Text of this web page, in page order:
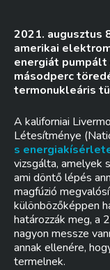
2021. augusztus
amerikai
energiát pumpált
másodperc
termonukleáris
A kaliforniai
Létesítménye
s
vizsgálta, amelyek
ami döntő lépés
magfúzió
különbözőképpen
határozzák meg, a
nagyon messze
annak ellenére,
termelnek.